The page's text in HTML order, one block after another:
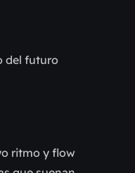
del futuro
ritmo y flow